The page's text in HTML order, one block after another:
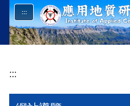
跳
到
主
:::
:::